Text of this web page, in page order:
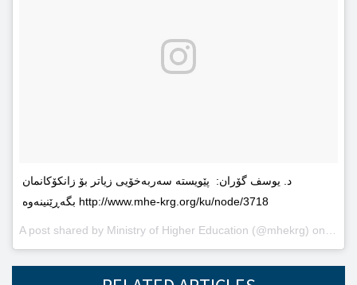
د. یوسف گۆران: پێویستە سەربەخۆیى زیاتر بۆ زانکۆکانمان
بگەڕێنینەوە http://www.mhe-krg.org/ku/node/3718
A post shared by Ministry of Higher Education (@mhekrg) on